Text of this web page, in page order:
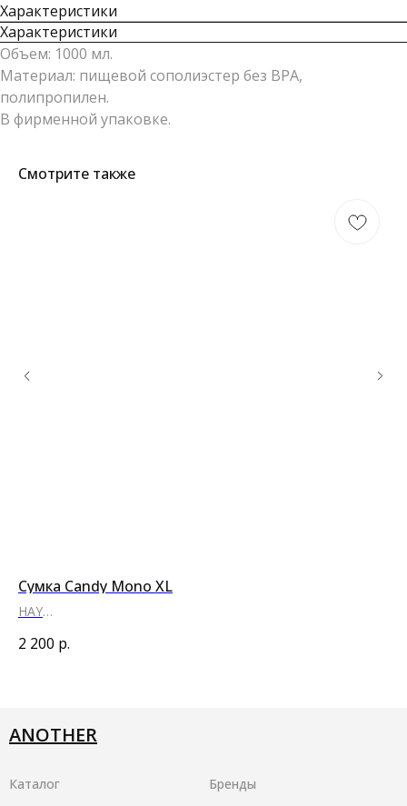
Характеристики
Характеристики
Объем: 1000 мл.
Материал: пищевой сополиэстер без BPA,
полипропилен.
В фирменной упаковке.
Смотрите также
Сумка Candy Mono XL
HAY
2 200 р.
ANOTHER
Бренды
Каталог